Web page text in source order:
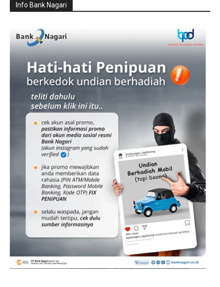
Info Bank Nagari